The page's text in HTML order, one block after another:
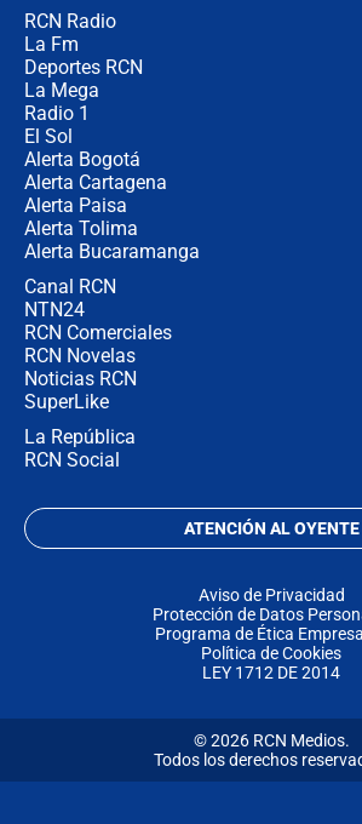
RCN Radio
La Fm
Deportes RCN
La Mega
Radio 1
El Sol
Alerta Bogotá
Alerta Cartagena
Alerta Paisa
Alerta Tolima
Alerta Bucaramanga
Canal RCN
NTN24
RCN Comerciales
RCN Novelas
Noticias RCN
SuperLike
La República
RCN Social
ATENCIÓN AL OYENTE
Aviso de Privacidad
Protección de Datos
Programa de Ética
Política de Cookies
LEY 1712 DE 2014
© 2026 RCN Medios.
Todos los derechos